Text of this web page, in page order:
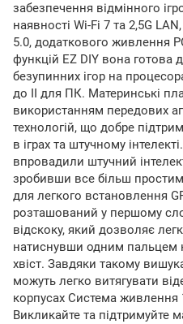
забезпечення відмінного
наявності Wi-Fi 7 та 2,5G
5.0, додаткового живлення
функцій EZ DIY вона готова
безупинних ігор на
до ІІ для ПК. Материнські
використанням передових
технологій, що добре
в іграх та штучному
впровадили штучний
зробивши все більш
для легкого встановлення
розташований у першому
відскоку, який дозволяє
натиснувши одним пальцем
хвіст. Завдяки такому
можуть легко витягувати
корпусах Система живлення
Викликайте та підтримуйте